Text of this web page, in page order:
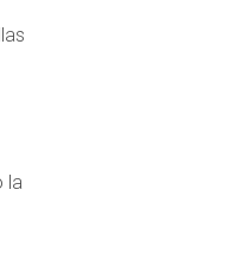
la